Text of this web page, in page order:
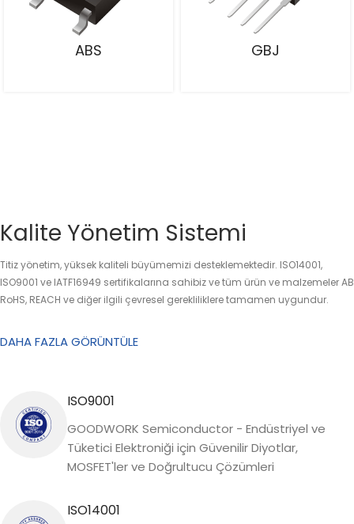
ABS GBJ
Kalite Yönetim Sistemi
Titiz yönetim, yüksek kaliteli büyümemizi desteklemektedir. ISO14001,
ISO9001 ve IATF16949 sertifikalarına sahibiz ve tüm ürün ve malzemeler AB
RoHS, REACH ve diğer ilgili çevresel gerekliliklere tamamen uygundur.
DAHA FAZLA GÖRÜNTÜLE
ISO9001
GOODWORK Semiconductor - Endüstriyel ve
Tüketici Elektroniği için Güvenilir Diyotlar,
MOSFET'ler ve Doğrultucu Çözümleri
ISO14001